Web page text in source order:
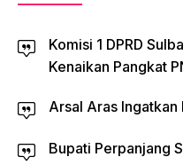
Komisi 1 DPRD
Kenaikan Pangkat
Arsal Aras Ingatkan
Bupati Perpanjang